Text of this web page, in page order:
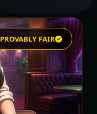
PROVABLY FAIR